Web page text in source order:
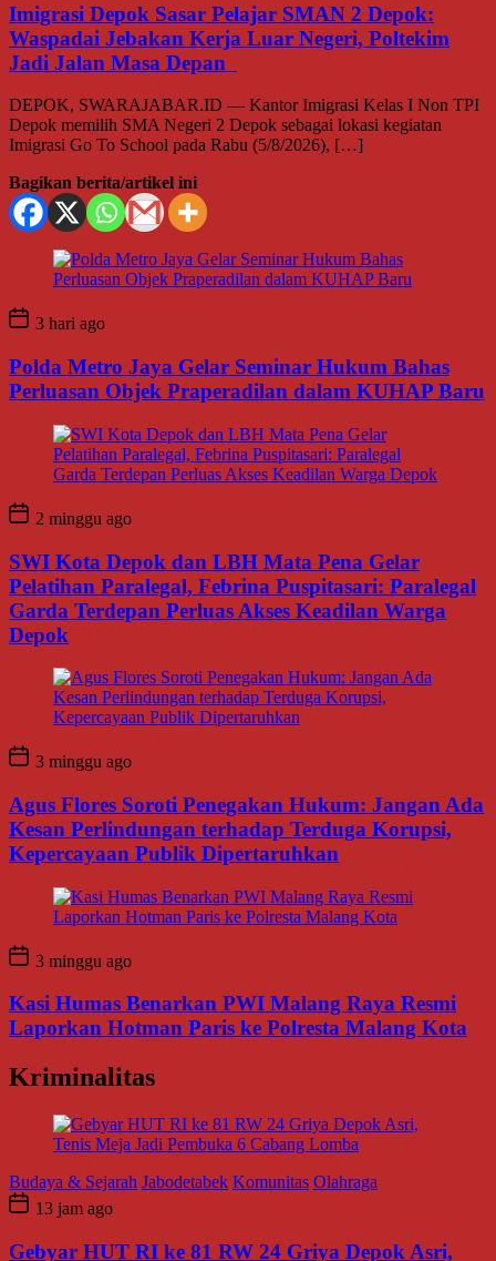
Imigrasi Depok Sasar Pelajar SMAN 2 Depok:
Waspadai Jebakan Kerja Luar Negeri, Poltekim
Jadi Jalan Masa Depan
DEPOK, SWARAJABAR.ID — Kantor Imigrasi Kelas I Non TPI
Depok memilih SMA Negeri 2 Depok sebagai lokasi kegiatan
Imigrasi Go To School pada Rabu (5/8/2026), […]
Bagikan berita/artikel ini
3 hari ago
Polda Metro Jaya Gelar Seminar Hukum Bahas
Perluasan Objek Praperadilan dalam KUHAP Baru
2 minggu ago
SWI Kota Depok dan LBH Mata Pena Gelar
Pelatihan Paralegal, Febrina Puspitasari: Paralegal
Garda Terdepan Perluas Akses Keadilan Warga
Depok
3 minggu ago
Agus Flores Soroti Penegakan Hukum: Jangan Ada
Kesan Perlindungan terhadap Terduga Korupsi,
Kepercayaan Publik Dipertaruhkan
3 minggu ago
Kasi Humas Benarkan PWI Malang Raya Resmi
Laporkan Hotman Paris ke Polresta Malang Kota
Kriminalitas
Budaya & Sejarah Jabodetabek Komunitas Olahraga
13 jam ago
Gebyar HUT RI ke 81 RW 24 Griya Depok Asri,